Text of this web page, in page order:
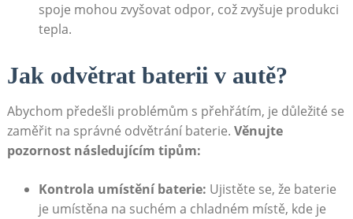
spoje mohou zvyšovat⁣ odpor, což zvyšuje ⁤produkci
tepla.
Jak odvětrat ⁣baterii v autě?
Abychom předešli ‌problémům⁢ s přehřátím, je důležité se
zaměřit na správné odvětrání baterie. Věnujte
pozornost ‌následujícím tipům:
Kontrola umístění baterie: Ujistěte se, že baterie
je umístěna‌ na suchém a chladném místě, kde je